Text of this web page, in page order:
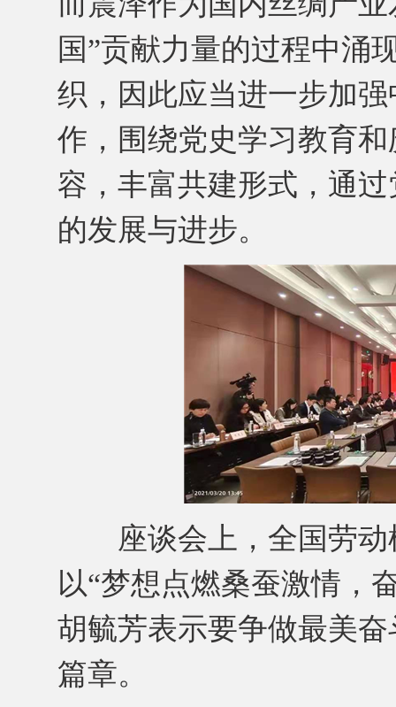
国”贡献力量的过程中涌
织，因此应当进一步加
作，围绕党史学习教育
容，丰富共建形式，通
的发展与进步。
座谈会上，全国劳动
以“梦想点燃桑蚕激情，
胡毓芳表示要争做最美
篇章。